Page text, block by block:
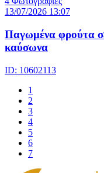
13/07/2026 13:07
Παγωμένα φρούτα
καύσωνα
ID: 10602113
1
2
3
4
5
6
7